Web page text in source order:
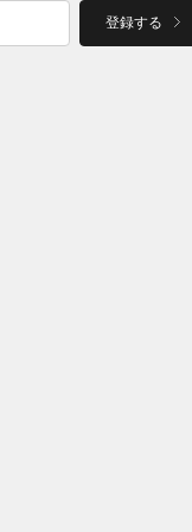
登録する